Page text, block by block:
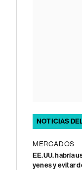
NOTICIAS
MERCADOS
EE.UU. habría
yenes y evitar